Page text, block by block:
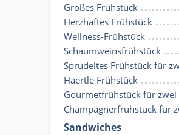
Großes Frühstück
Herzhaftes Frühstück
Wellness-Frühstück
Schaumweinsfrühstück
Sprudeltes Frühstück für
Haertle Frühstück
Gourmetfrühstück für zwei
Champagnerfrühstück für
Sandwiches